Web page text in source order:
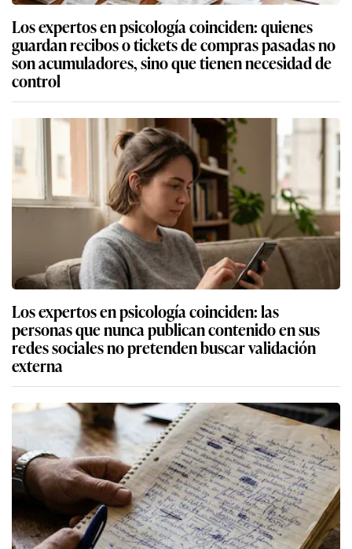
Los expertos en psicología coinciden: quienes
guardan recibos o tickets de compras pasadas no
son acumuladores, sino que tienen necesidad de
control
Los expertos en psicología coinciden: las
personas que nunca publican contenido en sus
redes sociales no pretenden buscar validación
externa